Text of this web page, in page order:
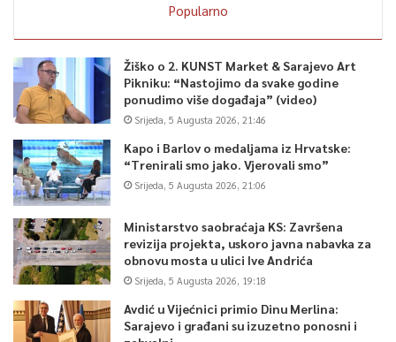
Popularno
Žiško o 2. KUNST Market & Sarajevo Art
Pikniku: “Nastojimo da svake godine
ponudimo više događaja” (video)
Srijeda, 5 Augusta 2026, 21:46
Kapo i Barlov o medaljama iz Hrvatske:
“Trenirali smo jako. Vjerovali smo”
Srijeda, 5 Augusta 2026, 21:06
Ministarstvo saobraćaja KS: Završena
revizija projekta, uskoro javna nabavka za
obnovu mosta u ulici Ive Andrića
Srijeda, 5 Augusta 2026, 19:18
Avdić u Vijećnici primio Dinu Merlina:
Sarajevo i građani su izuzetno ponosni i